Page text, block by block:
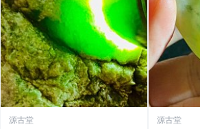
源古堂 源古堂